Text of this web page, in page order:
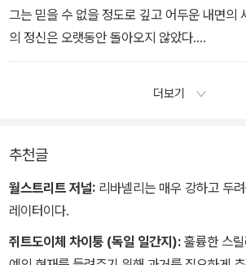
그는 믿을 수 없을 정도로 깊고 어두운 내면의
의 정신은 오랫동안 돌아오지 않았다.
그는 눈이 창밖을 향해 있었고, 잠꼬대하듯 계
더보기
추천글
월스트리트 저널: 리바넬리는 매우 강하고 두
레이터이다.
쥐트도이체 차이퉁 (독일 일간지): 훌륭한 스